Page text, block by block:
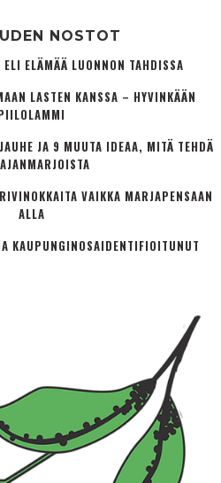
NOSTOT
ELÄMÄÄ LUONNON TAHDISSA
LASTEN KANSSA – HYVINKÄÄN
JA 9 MUUTA IDEAA, MITÄ TEHDÄ
VAIKKA MARJAPENSAAN
ALLA
KAUPUNGINOSA­IDENTIFIOITUNUT